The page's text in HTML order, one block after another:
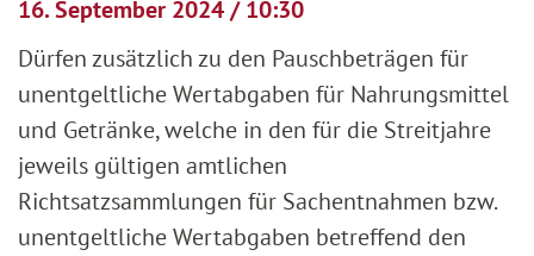
16. September 2024 / 10:30
Dürfen zusätzlich zu den Pauschbeträgen für
unentgeltliche Wertabgaben für Nahrungsmittel
und Getränke, welche in den für die Streitjahre
jeweils gültigen amtlichen
Richtsatzsammlungen für Sachentnahmen bzw.
unentgeltliche Wertabgaben betreffend den